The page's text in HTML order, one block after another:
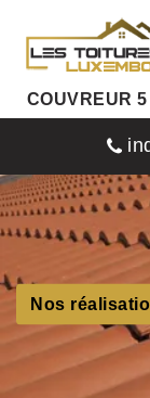
COUVREUR
Nos